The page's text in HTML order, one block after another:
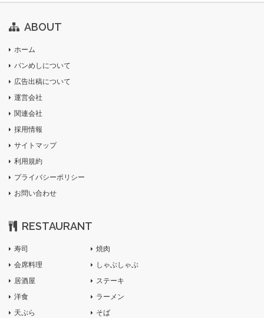
ABOUT
ホーム
バンめしについて
広告出稿について
運営会社
関連会社
採用情報
サイトマップ
利用規約
プライバシーポリシー
お問い合わせ
RESTAURANT
寿司
会席料理
居酒屋
洋食
天ぷら
焼肉
しゃぶしゃぶ
ステーキ
ラーメン
そば